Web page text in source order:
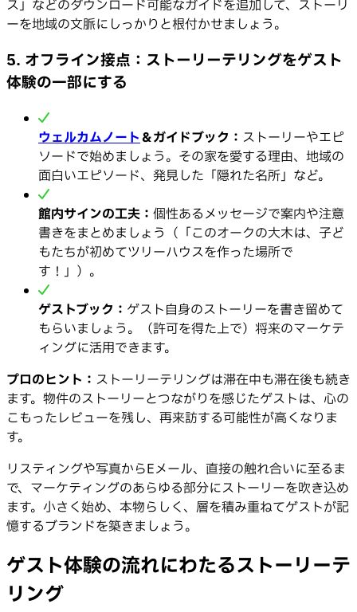
ス」などのダウンロード可能なガイドを追加して、ストーリ
ーを地域の文脈にしっかりと根付かせましょう。
5. オフライン接点：ストーリーテリングをゲスト
体験の一部にする
ウェルカムノート＆ガイドブック： ストーリーやエピ
ソードで始めましょう。その家を愛する理由、地域の
面白いエピソード、発見した「隠れた名所」など。
館内サインの工夫： 個性あるメッセージで案内や注意
書きをまとめましょう（「このオークの大木は、子ど
もたちが初めてツリーハウスを作った場所で
す！」）。
ゲストブック： ゲスト自身のストーリーを書き留めて
もらいましょう。（許可を得た上で）将来のマーケテ
ィングに活用できます。
プロのヒント： ストーリーテリングは滞在中も滞在後も続き
ます。物件のストーリーとつながりを感じたゲストは、心の
こもったレビューを残し、再来訪する可能性が高くなりま
す。
リスティングや写真からEメール、直接の触れ合いに至るま
で、マーケティングのあらゆる部分にストーリーを吹き込め
ます。小さく始め、本物らしく、層を積み重ねてゲストが記
憶するブランドを築きましょう。
ゲスト体験の流れにわたるストーリーテ
リング